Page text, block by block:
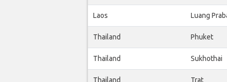
Laos Luang
Thailand Phuket
Thailand Sukhothai
Thailand Trat